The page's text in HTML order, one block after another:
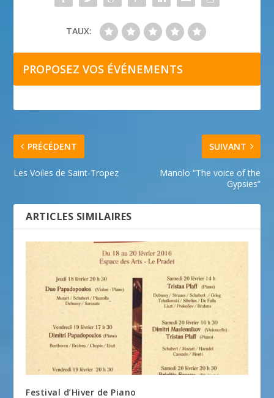
TAUX:
PROPOSEZ VOS ÉVÉNEMENTS
PRÉCÉDENT
Les Voiles de Saint-Tropez
SUIVANT
Manolo “The voice of the
Gypsies”
ARTICLES SIMILAIRES
Festival d’Hiver de Piano